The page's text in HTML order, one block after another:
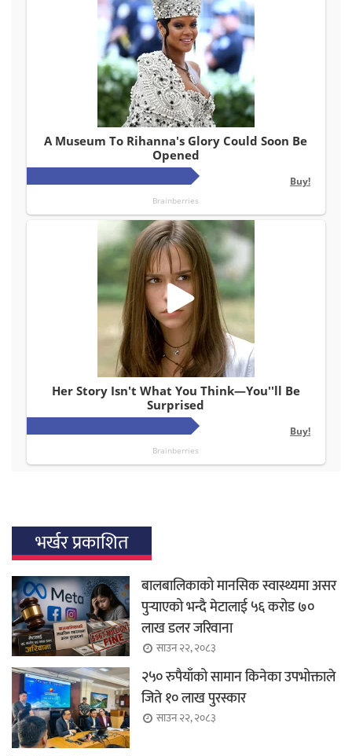
भर्खर प्रकाशित
बालबालिकाको मानसिक स्वास्थ्यमा असर
पुर्‍याएको भन्दै मेटालाई ५६ करोड ७०
लाख डलर जरिवाना
साउन २२, २०८३
२५० रुपैयाँको सामान किनेका उपभोक्ताले
जिते १० लाख पुरस्कार
साउन २२, २०८३